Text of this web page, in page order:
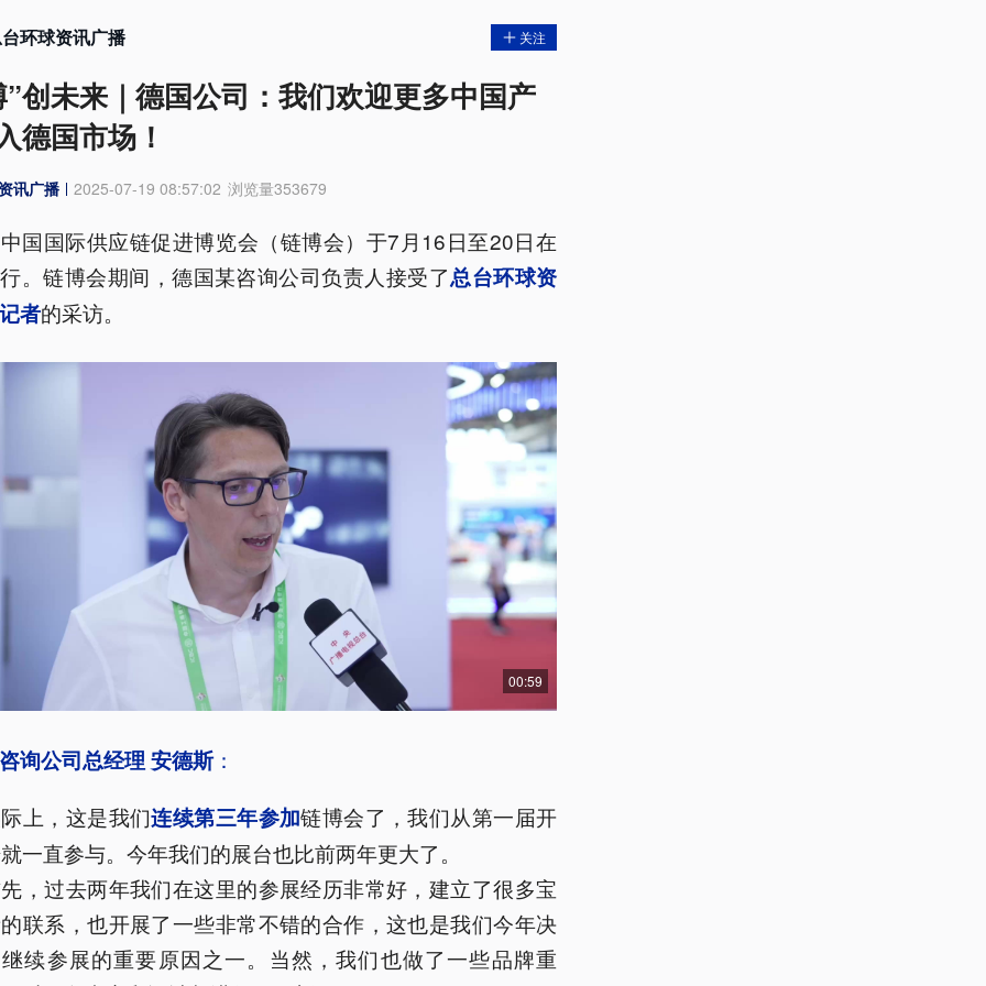
环球资讯广播 关注
创未来｜德国公司：我们欢迎更多中国产
德国市场！
讯广播 2025-07-19 08:57:02 浏览量353679
国国际供应链促进博览会（链博会）于7月16日至20日在
。链博会期间，德国某咨询公司负责人接受了总台环球资
者的采访。
00:59
询公司总经理 安德斯：
上，这是我们连续第三年参加链博会了，我们从第一届开
一直参与。今年我们的展台也比前两年更大了。
，过去两年我们在这里的参展经历非常好，建立了很多宝
联系，也开展了一些非常不错的合作，这也是我们今年决
续参展的重要原因之一。当然，我们也做了一些品牌重